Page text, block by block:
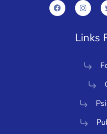
Links